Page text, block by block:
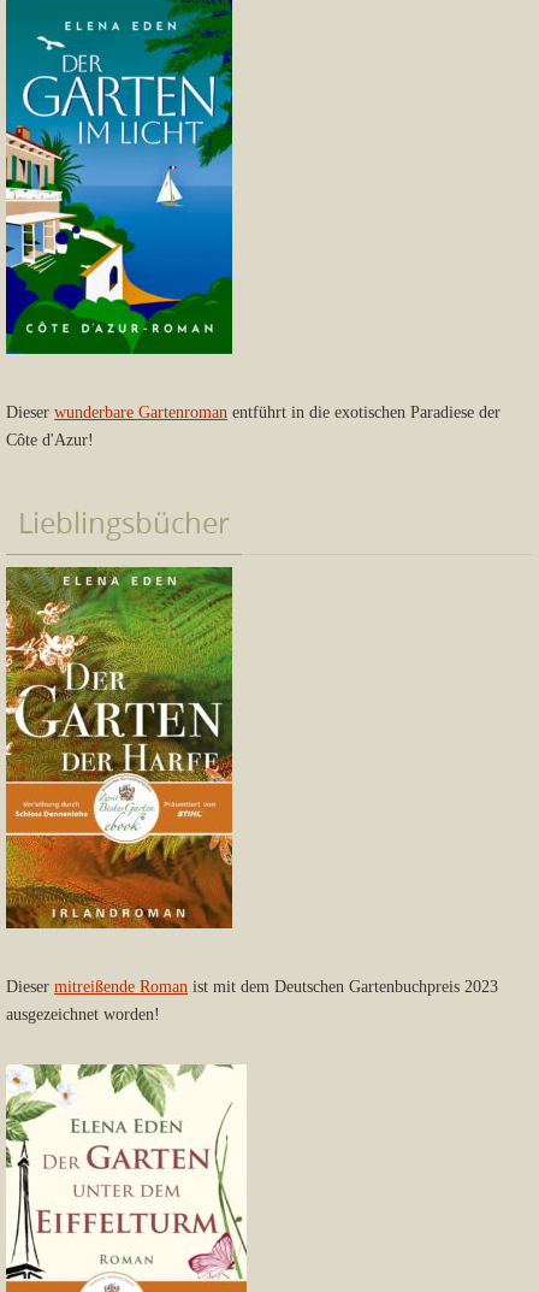
Dieser wunderbare Gartenroman entführt in die exotischen Paradiese der
Côte d'Azur!
Lieblingsbücher
Dieser mitreißende Roman ist mit dem Deutschen Gartenbuchpreis 2023
ausgezeichnet worden!